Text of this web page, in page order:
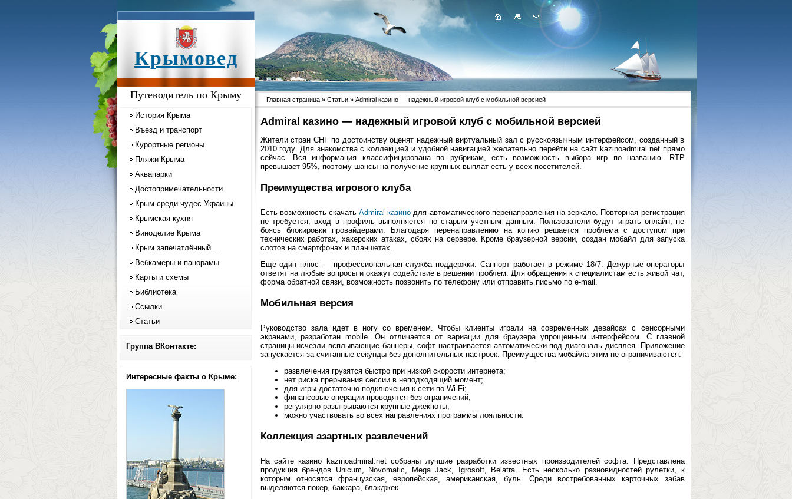
Крымовед
Путеводитель по Крыму
История Крыма
Въезд и транспорт
Курортные регионы
Пляжи Крыма
Аквапарки
Достопримечательности
Крым среди чудес Украины
Крымская кухня
Виноделие Крыма
Крым запечатлённый...
Вебкамеры и панорамы
Карты и схемы
Библиотека
Ссылки
Статьи
Группа ВКонтакте:
Интересные факты о Крыме:
Главная страница» Статьи» Admiral казино — надежный игровой клуб с мобильной версией
Admiral казино — надежный игровой клуб с мобильной версией
Жители стран СНГ по достоинству оценят надежный виртуальный зал с русскоязычным интерфейсом, созданный в
2010 году. Для знакомства с коллекцией и удобной навигацией желательно перейти на сайт kazinoadmiral.net прямо
сейчас. Вся информация классифицирована по рубрикам, есть возможность выбора игр по названию. RTP
превышает 95%, поэтому шансы на получение крупных выплат есть у всех посетителей.
Преимущества игрового клуба
Есть возможность скачатьAdmiral казино для автоматического перенаправления на зеркало. Повторная регистрация
не требуется, вход в профиль выполняется по старым учетным данным. Пользователи будут играть онлайн, не
боясь блокировки провайдерами. Благодаря перенаправлению на копию решается проблема с доступом при
технических работах, хакерских атаках, сбоях на сервере. Кроме браузерной версии, создан мобайл для запуска
слотов на смартфонах и планшетах.
Еще один плюс — профессиональная служба поддержки. Саппорт работает в режиме 18/7. Дежурные операторы
ответят на любые вопросы и окажут содействие в решении проблем. Для обращения к специалистам есть живой чат,
форма обратной связи, возможность позвонить по телефону или отправить письмо по e-mail.
Мобильная версия
Руководство зала идет в ногу со временем. Чтобы клиенты играли на современных девайсах с сенсорными
экранами, разработан mobile. Он отличается от вариации для браузера упрощенным интерфейсом. С главной
страницы исчезли всплывающие баннеры, софт настраивается автоматически под диагональ дисплея. Приложение
запускается за считанные секунды без дополнительных настроек. Преимущества мобайла этим не ограничиваются:
развлечения грузятся быстро при низкой скорости интернета;
нет риска прерывания сессии в неподходящий момент;
для игры достаточно подключения к сети по Wi-Fi;
финансовые операции проводятся без ограничений;
регулярно разыгрываются крупные джекпоты;
можно участвовать во всех направлениях программы лояльности.
Коллекция азартных развлечений
На сайте казино kazinoadmiral.net собраны лучшие разработки известных производителей софта. Представлена
продукция брендов Unicum, Novomatic, Mega Jack, Igrosoft, Belatra. Есть несколько разновидностей рулетки, к
которым относятся французская, европейская, американская, буль. Среди востребованных карточных забав
выделяются покер, баккара, блэкджек.